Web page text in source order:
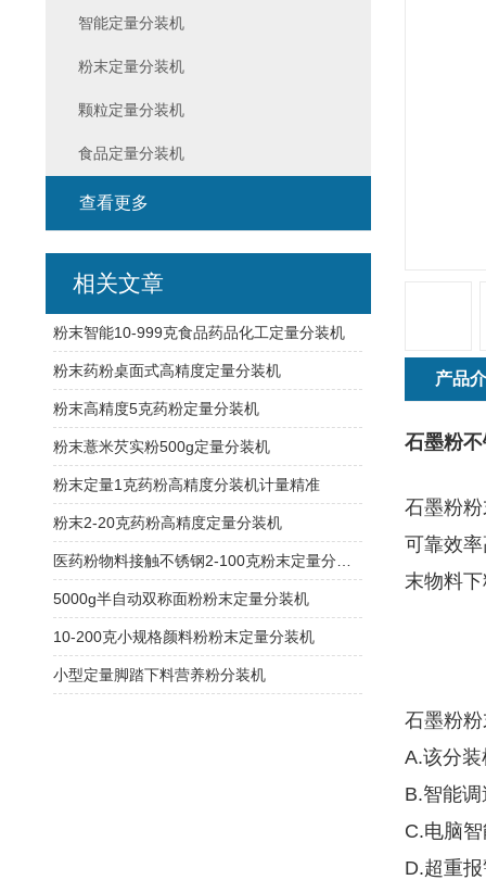
产品
石墨粉
石墨粉
可靠效
末物料
石墨粉
A.该分
B.智能
C.电脑
D.超重
智能定量分装机
粉末定量分装机
颗粒定量分装机
食品定量分装机
查看更多
相关文章
粉末智能10-999克食品药品化工定量分装机
粉末药粉桌面式高精度定量分装机
粉末高精度5克药粉定量分装机
粉末薏米芡实粉500g定量分装机
粉末定量1克药粉高精度分装机计量精准
粉末2-20克药粉高精度定量分装机
5000g半自动双称面粉粉末定量分装机
10-200克小规格颜料粉粉末定量分装机
小型定量脚踏下料营养粉分装机